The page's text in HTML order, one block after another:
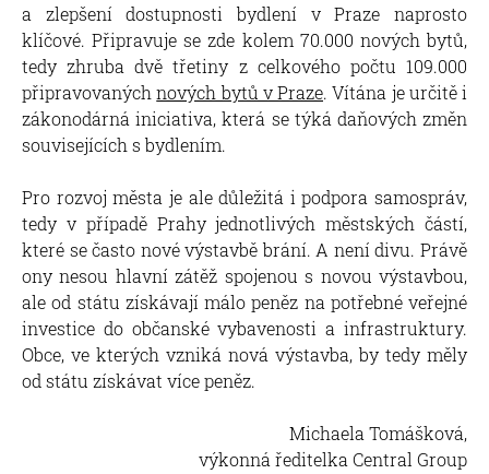
a zlepšení dostupnosti bydlení v Praze naprosto
klíčové. Připravuje se zde kolem 70.000 nových bytů,
tedy zhruba dvě třetiny z celkového počtu 109.000
připravovanýchnových bytů v Praze. Vítána je určitě i
zákonodárná iniciativa, která se týká daňových změn
souvisejících s bydlením.
Pro rozvoj města je ale důležitá i podpora samospráv,
tedy v případě Prahy jednotlivých městských částí,
které se často nové výstavbě brání. A není divu. Právě
ony nesou hlavní zátěž spojenou s novou výstavbou,
ale od státu získávají málo peněz na potřebné veřejné
investice do občanské vybavenosti a infrastruktury.
Obce, ve kterých vzniká nová výstavba, by tedy měly
od státu získávat více peněz.
Michaela Tomášková,
výkonná ředitelka Central Group